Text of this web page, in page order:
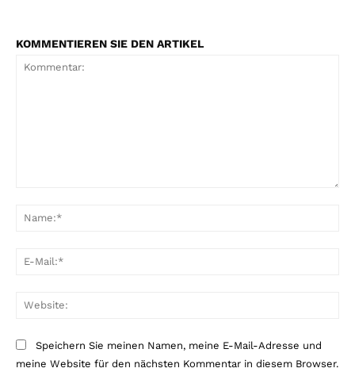
KOMMENTIEREN SIE DEN ARTIKEL
Speichern Sie meinen Namen, meine E-Mail-Adresse und
meine Website für den nächsten Kommentar in diesem Browser.